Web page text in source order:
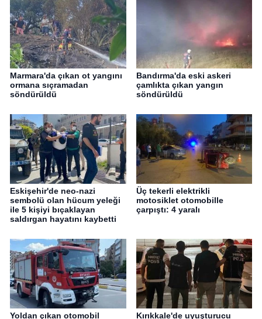
Marmara'da çıkan ot yangını
ormana sıçramadan
söndürüldü
Bandırma'da eski askeri
çamlıkta çıkan yangın
söndürüldü
Eskişehir'de neo-nazi
sembolü olan hücum yeleği
ile 5 kişiyi bıçaklayan
saldırgan hayatını kaybetti
Üç tekerli elektrikli
motosiklet otomobille
çarpıştı: 4 yaralı
Yoldan çıkan otomobil Kırıkkale'de uyuşturucu